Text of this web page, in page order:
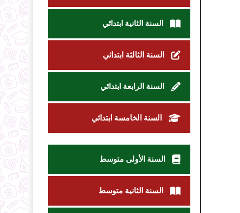
السنة الثانية ابتدائي
السنة الثالثة ابتدائي
السنة الرابعة ابتدائي
السنة الخامسة ابتدائي
السنة الأولى متوسط
السنة الثانية متوسط